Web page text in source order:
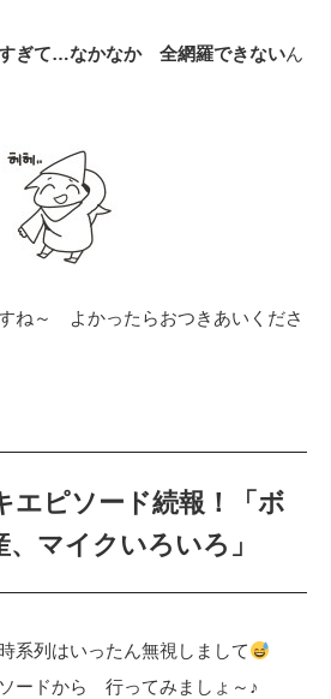
ぎて…なかなか 全網羅できないん
ね～ よかったらおつきあいくださ
エピソード続報！「ボ
マイクいろいろ」
系列はいったん無視しまして
ソードから 行ってみましょ～♪